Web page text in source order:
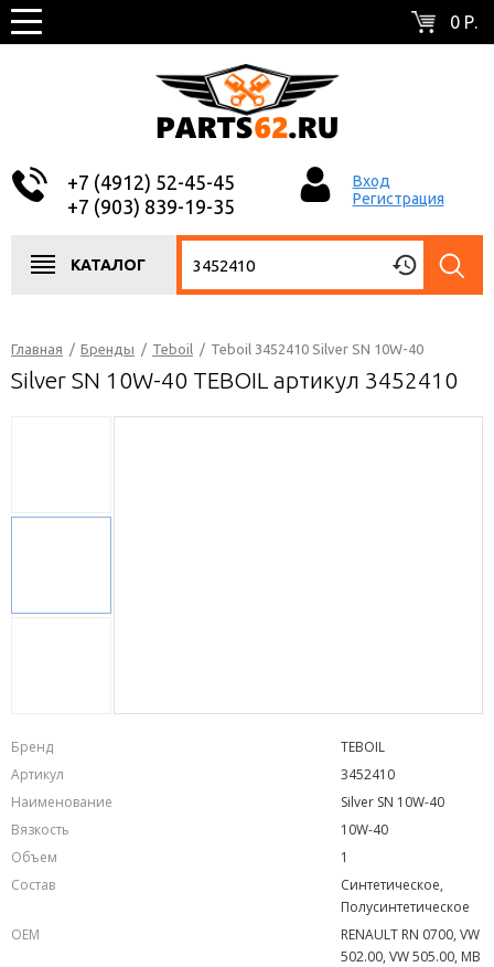
0 Р.
+7 (4912) 52-45-45
+7 (903) 839-19-35
Вход
Регистрация
КАТАЛОГ
Главная / Бренды / Teboil / Teboil 3452410 Silver SN 10W-40
Silver SN 10W-40 TEBOIL артикул 3452410
Бренд
TEBOIL
Артикул
3452410
Наименование
Silver SN 10W-40
Вязкость
10W-40
Объем
1
Состав
Синтетическое,
Полусинтетическое
OEM
RENAULT RN 0700, VW
502.00, VW 505.00, MB